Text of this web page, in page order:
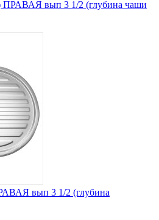
ПРАВАЯ вып 3 1/2 (глубина чаши
вып 3 1/2 (глубина